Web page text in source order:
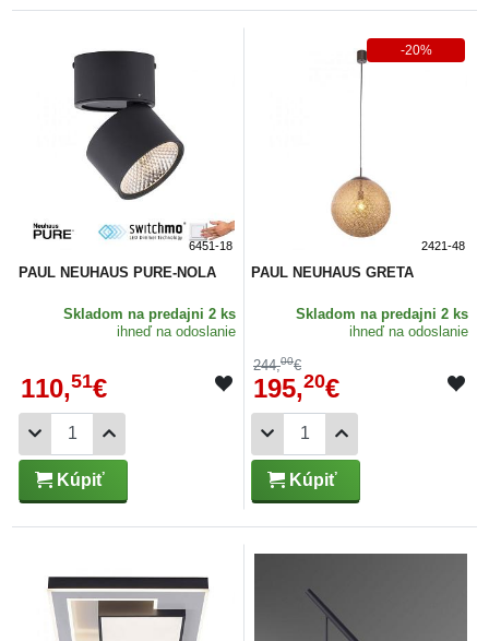
6451-18
PAUL NEUHAUS PURE-NOLA
Skladom na predajni 2 ks
ihneď na odoslanie
110,51€
Kúpiť
2421-48
PAUL NEUHAUS GRETA
Skladom na predajni 2 ks
ihneď na odoslanie
244,00€
195,20€
Kúpiť
-20%